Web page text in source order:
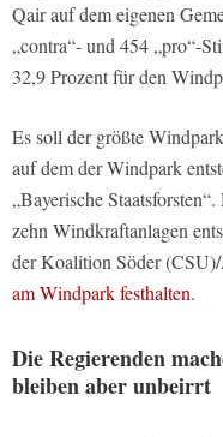
Qair auf dem eigenen
„contra“- und 454 „pro“-
32,9 Prozent für den
Es soll der größte
auf dem der Windpark
„Bayerische
zehn Windkraftanlagen
der Koalition Söder
am Windpark festhalten.
Die Regierenden
bleiben aber unbeirrt